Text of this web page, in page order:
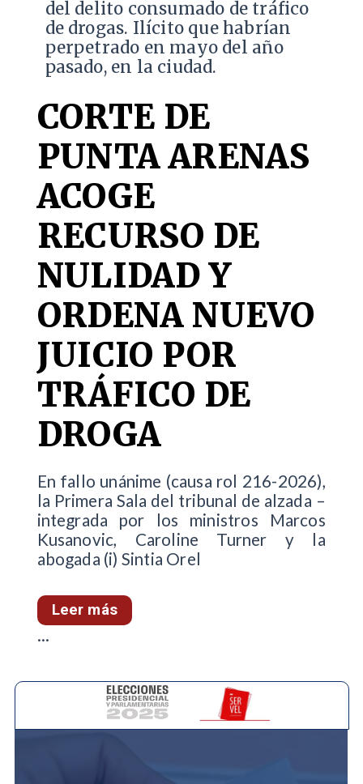
del delito consumado de tráfico
de drogas. Ilícito que habrían
perpetrado en mayo del año
pasado, en la ciudad.
CORTE DE
PUNTA ARENAS
ACOGE
RECURSO DE
NULIDAD Y
ORDENA NUEVO
JUICIO POR
TRÁFICO DE
DROGA
En fallo unánime (causa rol 216-2026),
la Primera Sala del tribunal de alzada –
integrada por los ministros Marcos
Kusanovic, Caroline Turner y la
abogada (i) Sintia Orel
Leer más
...